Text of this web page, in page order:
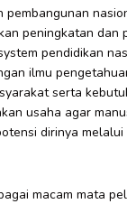
pembangunan
peningkatan dan
pendidikan
ilmu
serta
usaha agar
dirinya
macam mata